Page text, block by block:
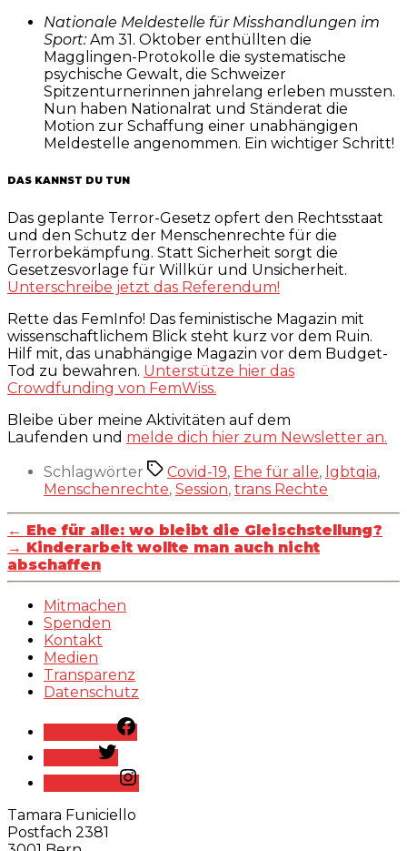
Nationale Meldestelle für Misshandlungen im
Sport:Am 31. Oktober enthüllten die
Magglingen-Protokolle die systematische
psychische Gewalt, die Schweizer
Spitzenturnerinnen jahrelang erleben mussten.
Nun haben Nationalrat und Ständerat die
Motion zur Schaffung einer unabhängigen
Meldestelle angenommen. Ein wichtiger Schritt!
DAS KANNST DU TUN
Das geplante Terror-Gesetz opfert den Rechtsstaat
und den Schutz der Menschenrechte für die
Terrorbekämpfung. Statt Sicherheit sorgt die
Gesetzesvorlage für Willkür und Unsicherheit.
Unterschreibe jetzt das Referendum!
Rette das FemInfo! Das feministische Magazin mit
wissenschaftlichem Blick steht kurz vor dem Ruin.
Hilf mit, das unabhängige Magazin vor dem Budget-
Tod zu bewahren. Unterstütze hier das
Crowdfunding von FemWiss.
Bleibe über meine Aktivitäten auf dem
Laufenden und melde dich hier zum Newsletter an.
Schlagwörter
Covid-19, Ehe für alle, lgbtqia,
Menschenrechte, Session, trans Rechte
← Ehe für alle: wo bleibt die Gleischstellung?
→ Kinderarbeit wollte man auch nicht
abschaffen
Mitmachen
Spenden
Kontakt
Medien
Transparenz
Datenschutz
Tamara Funiciello
Postfach 2381